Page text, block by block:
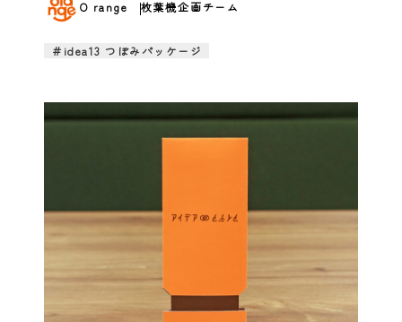
O range 枚葉機企画チーム
＃idea13 つぼみパッケージ